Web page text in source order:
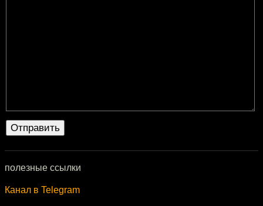
полезные ссылки
Канал в Telegram